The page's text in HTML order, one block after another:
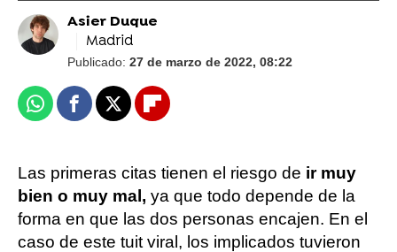
Asier Duque
Madrid
Publicado: 27 de marzo de 2022, 08:22
WhatsappFacebook
X Flipboard
Las primeras citas tienen el riesgo de ir muy
bien o muy mal, ya que todo depende de la
forma en que las dos personas encajen. En el
caso de este tuit viral, los implicados tuvieron